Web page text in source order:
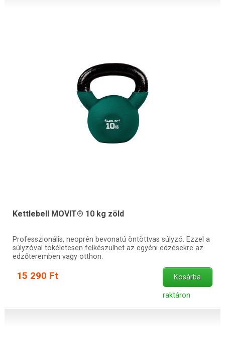
Kettlebell MOVIT® 10 kg zöld
Professzionális, neoprén bevonatú öntöttvas súlyzó. Ezzel a
súlyzóval tökéletesen felkészülhet az egyéni edzésekre az
edzőteremben vagy otthon.
15 290 Ft Kosárba
raktáron